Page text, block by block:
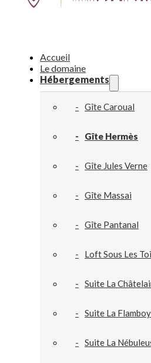
Accueil
Le domaine
Hébergements
Gîte Caroual
Gîte Hermès
Gîte Jules Verne
Gîte Massai
Gîte Pantanal
Loft Sous Les
Suite La
Suite La
Suite La